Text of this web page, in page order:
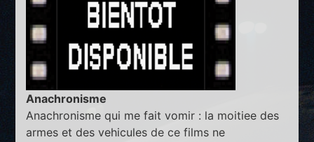
Anachronisme
Anachronisme qui me fait vomir : la moitiee des
armes et des vehicules de ce films ne